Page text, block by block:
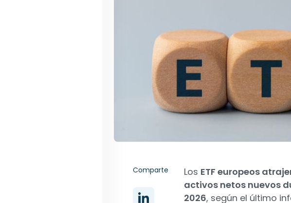
Comparte Los ETF europeos
activos netos nuevos
2026, según el último